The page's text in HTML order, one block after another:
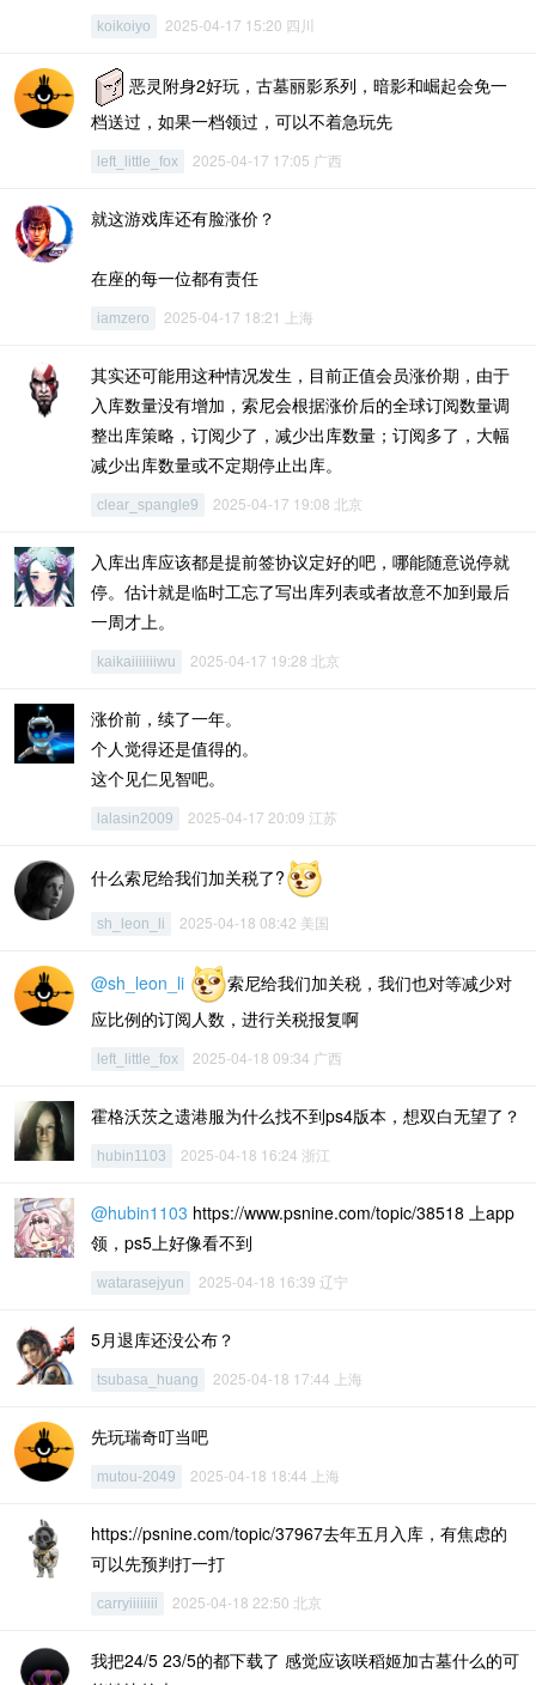
koikoiyo 2025-04-17 15:20 四川
恶灵附身2好玩，古墓丽影系列，暗影和崛起会免一
档送过，如果一档领过，可以不着急玩先
left_little_fox 2025-04-17 17:05 广西
就这游戏库还有脸涨价？
在座的每一位都有责任
iamzero 2025-04-17 18:21 上海
其实还可能用这种情况发生，目前正值会员涨价期，由于
入库数量没有增加，索尼会根据涨价后的全球订阅数量调
整出库策略，订阅少了，减少出库数量；订阅多了，大幅
减少出库数量或不定期停止出库。
clear_spangle9 2025-04-17 19:08 北京
入库出库应该都是提前签协议定好的吧，哪能随意说停就
停。估计就是临时工忘了写出库列表或者故意不加到最后
一周才上。
kaikaiiiiiiiwu 2025-04-17 19:28 北京
涨价前，续了一年。
个人觉得还是值得的。
这个见仁见智吧。
lalasin2009 2025-04-17 20:09 江苏
什么索尼给我们加关税了?
sh_leon_li 2025-04-18 08:42 美国
@sh_leon_li
索尼给我们加关税，我们也对等减少对
应比例的订阅人数，进行关税报复啊
left_little_fox 2025-04-18 09:34 广西
霍格沃茨之遗港服为什么找不到ps4版本，想双白无望了？
hubin1103 2025-04-18 16:24 浙江
@hubin1103 https://www.psnine.com/topic/38518 上app
领，ps5上好像看不到
watarasejyun 2025-04-18 16:39 辽宁
5月退库还没公布？
tsubasa_huang 2025-04-18 17:44 上海
先玩瑞奇叮当吧
mutou-2049 2025-04-18 18:44 上海
https://psnine.com/topic/37967去年五月入库，有焦虑的
可以先预判打一打
carryiiiiiiii 2025-04-18 22:50 北京
我把24/5 23/5的都下载了 感觉应该咲稻姬加古墓什么的可